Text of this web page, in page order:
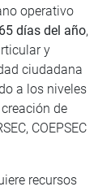
operativo
días del año,
y
ciudadana
a los niveles
de
COEPSEC
recursos